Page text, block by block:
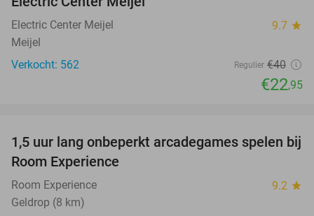
Electric Center Meijel 9.7 star
Meijel
Verkocht: 562
Regulier €40
€22,95
46%
1,5 uur lang onbeperkt arcadegames spelen bij
Room Experience
Room Experience 9.2 star
Geldrop (8 km)